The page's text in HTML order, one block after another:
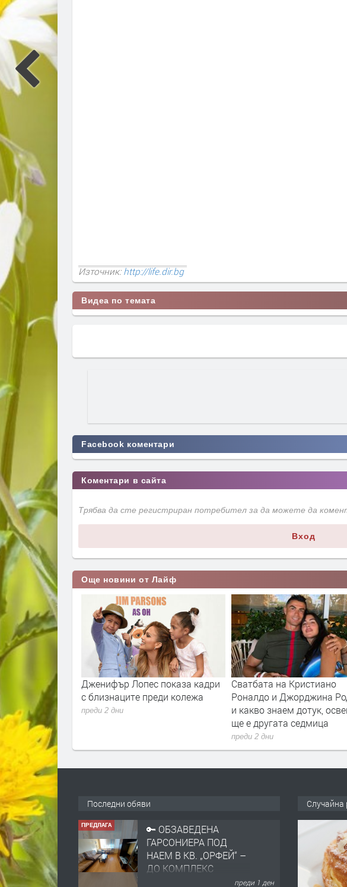
Източник:http://life.dir.bg
Видеа по темата
Facebook коментари
Коментари в сайта
Трябва да сте регистриран потребител за да можете да
Вход
Още новини от Лайф
Дженифър Лопес показа кадри
с близнаците преди колежа
преди 2 дни
Сватбата на Кристиано
Роналдо и Джорджина Родригес
и какво знаем дотук, освен че
ще е другата седмица
се
преди 6
Последни обяви
ПРЕДЛАГА
НАПЪЛНО ОБЗАВЕДЕН
И ОБОРУДВАН
ТРИСТАЕН
АПАРТАМЕНТ В
преди 1 ден
Случайна